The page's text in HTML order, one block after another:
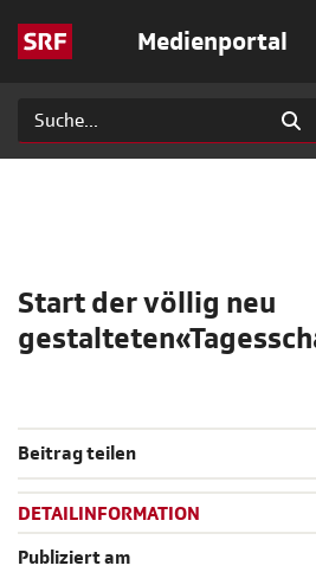
Medienportal
Start der völlig neu
Beitrag teilen
DETAILINFORMATION
Publiziert am